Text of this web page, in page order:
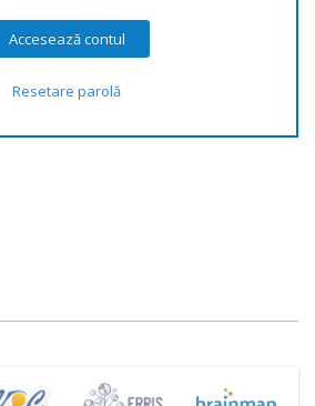
Resetare parolă